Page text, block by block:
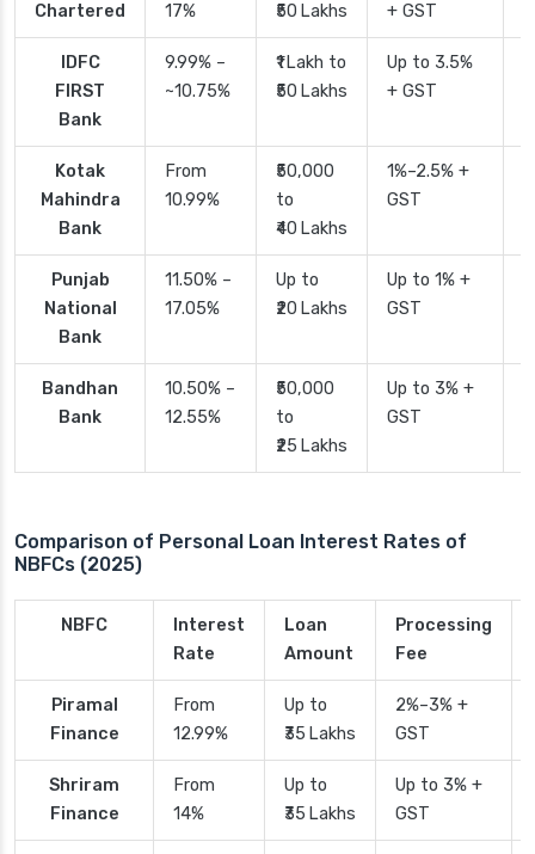
Chartered
17%
₹50 Lakhs
+ GST
IDFC
FIRST
Bank
9.99% –
~10.75%
₹1 Lakh to
₹50 Lakhs
Up to 3.5%
+ GST
Kotak
Mahindra
Bank
From
10.99%
₹50,000
to
₹40 Lakhs
1%–2.5% +
GST
Punjab
National
Bank
11.50% –
17.05%
Up to
₹20 Lakhs
Up to 1% +
GST
Bandhan
Bank
10.50% –
12.55%
₹50,000
to
₹25 Lakhs
Up to 3% +
GST
Comparison of Personal Loan Interest Rates of
NBFCs (2025)
NBFC
Interest
Rate
Loan
Amount
Processing
Fee
Piramal
Finance
From
12.99%
Up to
₹35 Lakhs
2%–3% +
GST
Shriram
Finance
From
14%
Up to
₹35 Lakhs
Up to 3% +
GST